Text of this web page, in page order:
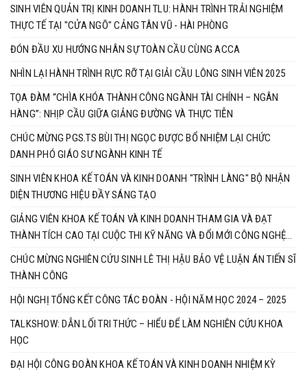
SINH VIÊN QUẢN TRỊ KINH DOANH TLU: HÀNH TRÌNH TRẢI NGHIỆM
THỰC TẾ TẠI "CỬA NGÕ" CẢNG TÂN VŨ - HÀI PHÒNG
ĐÓN ĐẦU XU HƯỚNG NHÂN SỰ TOÀN CẦU CÙNG ACCA
NHÌN LẠI HÀNH TRÌNH RỰC RỠ TẠI GIẢI CẦU LÔNG SINH VIÊN 2025
TỌA ĐÀM “CHÌA KHÓA THÀNH CÔNG NGÀNH TÀI CHÍNH – NGÂN
HÀNG”: NHỊP CẦU GIỮA GIẢNG ĐƯỜNG VÀ THỰC TIỄN
CHÚC MỪNG PGS.TS BÙI THỊ NGỌC ĐƯỢC BỔ NHIỆM LẠI CHỨC
DANH PHÓ GIÁO SƯ NGÀNH KINH TẾ
SINH VIÊN KHOA KẾ TOÁN VÀ KINH DOANH "TRÌNH LÀNG" BỘ NHẬN
DIỆN THƯƠNG HIỆU ĐẦY SÁNG TẠO
GIẢNG VIÊN KHOA KẾ TOÁN VÀ KINH DOANH THAM GIA VÀ ĐẠT
THÀNH TÍCH CAO TẠI CUỘC THI KỸ NĂNG VÀ ĐỔI MỚI CÔNG NGHỆ
BRICS 2025
CHÚC MỪNG NGHIÊN CỨU SINH LÊ THỊ HẬU BẢO VỆ LUẬN ÁN TIẾN SĨ
THÀNH CÔNG
HỘI NGHỊ TỔNG KẾT CÔNG TÁC ĐOÀN - HỘI NĂM HỌC 2024 – 2025
TALKSHOW: DẪN LỐI TRI THỨC – HIỂU ĐỂ LÀM NGHIÊN CỨU KHOA
HỌC
ĐẠI HỘI CÔNG ĐOÀN KHOA KẾ TOÁN VÀ KINH DOANH NHIỆM KỲ